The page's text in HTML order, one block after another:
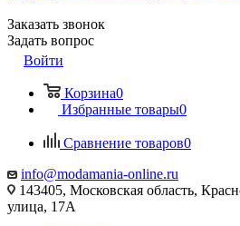
Заказать звонок
Задать вопрос
Войти
Корзина0
Избранные товары0
Сравнение товаров0
info@modamania-online.ru
143405, Московская область,
улица, 17А